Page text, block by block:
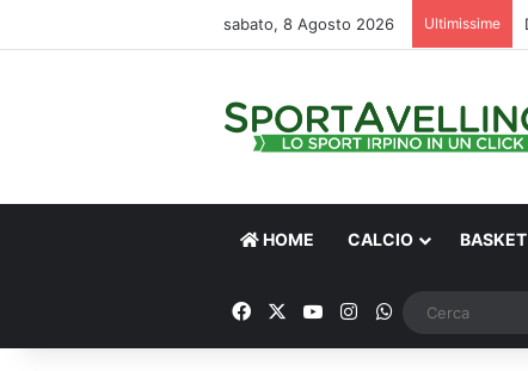
sabato, 8 Agosto 2026 Ultimissime
HOME CALCIO BASKET
FacebookYou TubeInstagram
WhatsApp